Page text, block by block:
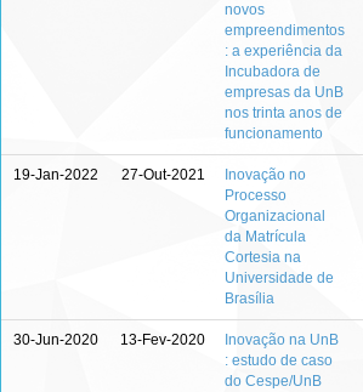
novos
empreendimentos
: a experiência da
Incubadora de
empresas da UnB
nos trinta anos de
funcionamento
19-Jan-2022 27-Out-2021
Inovação no
Processo
Organizacional
da Matrícula
Cortesia na
Universidade de
Brasília
30-Jun-2020 13-Fev-2020
Inovação na UnB
: estudo de caso
do Cespe/UnB